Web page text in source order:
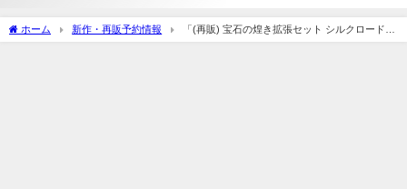
ホーム 新作・再販予約情報
「(再販) 宝石の煌き拡張セット シルクロード
日本語版 (Splendor： silk road)」の概略と予約購入可能なショップ紹介！